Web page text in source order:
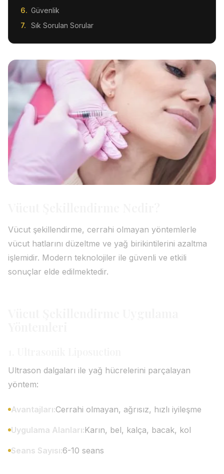
Güvenlik
Sık Sorulan Sorular
Vücut şekillendirme, cerrahi olmayan yöntemlerle
vücut hatlarını düzeltme ve yağ birikintilerini azaltma
işlemidir. Modern teknolojiler ile güvenli ve etkili
sonuçlar elde edilmektedir.
Ultrason dalgaları ile yağ hücrelerini parçalayan
yöntem:
Avantajları:Cerrahi olmayan, ağrısız, hızlı iyileşme
Uygulama Alanları:Karın, bel, kalça, bacak, kol
Seans Sayısı:6-10 seans